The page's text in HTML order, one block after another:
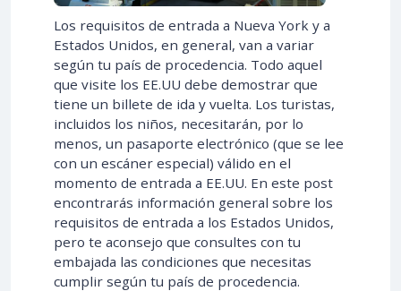
Los requisitos de entrada a Nueva York y a
Estados Unidos, en general, van a variar
según tu país de procedencia. Todo aquel
que visite los EE.UU debe demostrar que
tiene un billete de ida y vuelta. Los turistas,
incluidos los niños, necesitarán, por lo
menos, un pasaporte electrónico (que se lee
con un escáner especial) válido en el
momento de entrada a EE.UU. En este post
encontrarás información general sobre los
requisitos de entrada a los Estados Unidos,
pero te aconsejo que consultes con tu
embajada las condiciones que necesitas
cumplir según tu país de procedencia.